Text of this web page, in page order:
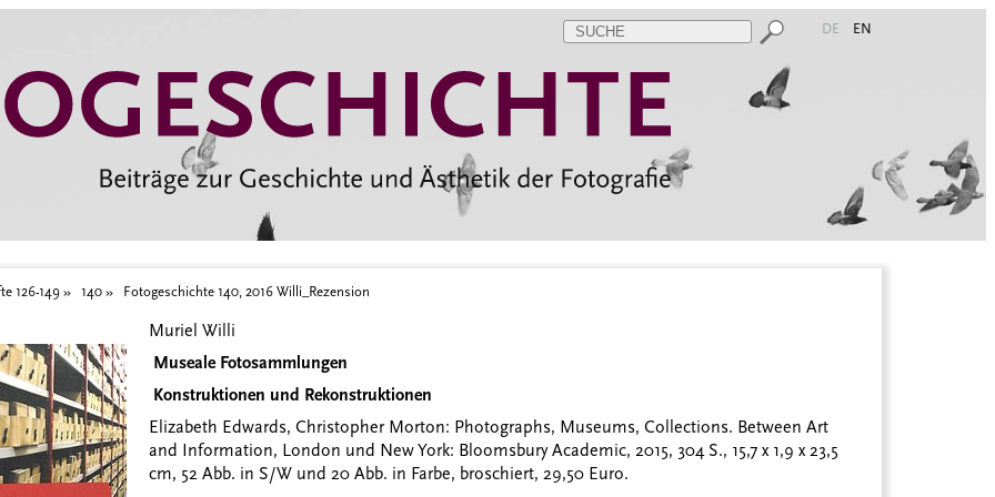
DE EN
126-149 140 Fotogeschichte 140, 2016 Willi_Rezension
Muriel Willi
Museale Fotosammlungen
Konstruktionen und Rekonstruktionen
Elizabeth Edwards, Christopher Morton: Photographs, Museums, Collections. Between Art
and Information, London und New York: Bloomsbury Academic, 2015, 304 S., 15,7 x 1,9 x 23,5
cm, 52 Abb. in S/W und 20 Abb. in Farbe, broschiert, 29,50 Euro.